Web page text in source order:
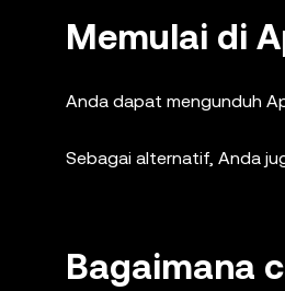
Memulai di
Anda dapat mengunduh
Sebagai alternatif, Anda
Bagaimana